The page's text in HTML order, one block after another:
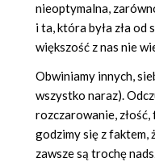
nieoptymalna,
i ta, która była zła
większość z nas nie
Obwiniamy innych,
wszystko naraz).
rozczarowanie,
godzimy się z faktem,
zawsze są trochę